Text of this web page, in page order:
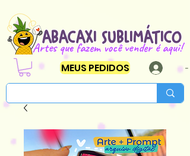
ABACAXI SUBLIMÁTICO
Artes que fazem você vender é aqui!
MEUS PEDIDOS -